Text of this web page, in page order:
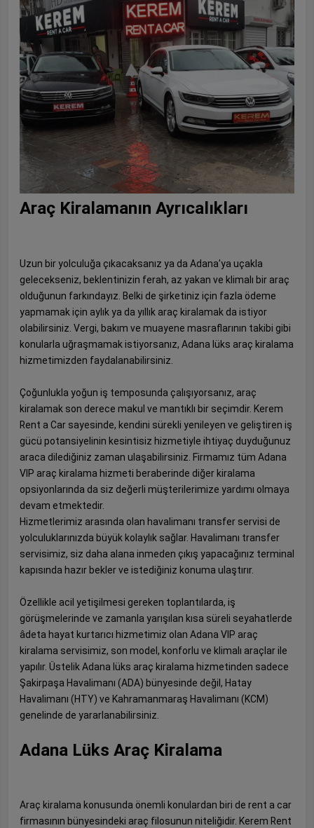
Araç Kiralamanın Ayrıcalıkları
Uzun bir yolculuğa çıkacaksanız ya da Adana'ya uçakla
gelecekseniz, beklentinizin ferah, az yakan ve klimalı bir araç
olduğunun farkındayız. Belki de şirketiniz için fazla ödeme
yapmamak için aylık ya da yıllık araç kiralamak da istiyor
olabilirsiniz. Vergi, bakım ve muayene masraflarının takibi gibi
konularla uğraşmamak istiyorsanız, Adana lüks araç kiralama
hizmetimizden faydalanabilirsiniz.
Çoğunlukla yoğun iş temposunda çalışıyorsanız, araç
kiralamak son derece makul ve mantıklı bir seçimdir. Kerem
Rent a Car sayesinde, kendini sürekli yenileyen ve geliştiren iş
gücü potansiyelinin kesintisiz hizmetiyle ihtiyaç duyduğunuz
araca dilediğiniz zaman ulaşabilirsiniz. Firmamız tüm Adana
VIP araç kiralama hizmeti beraberinde diğer kiralama
opsiyonlarında da siz değerli müşterilerimize yardımı olmaya
devam etmektedir.
Hizmetlerimiz arasında olan havalimanı transfer servisi de
yolculuklarınızda büyük kolaylık sağlar. Havalimanı transfer
servisimiz, siz daha alana inmeden çıkış yapacağınız terminal
kapısında hazır bekler ve istediğiniz konuma ulaştırır.
Özellikle acil yetişilmesi gereken toplantılarda, iş
görüşmelerinde ve zamanla yarışılan kısa süreli seyahatlerde
âdeta hayat kurtarıcı hizmetimiz olan Adana VIP araç
kiralama servisimiz, son model, konforlu ve klimalı araçlar ile
yapılır. Üstelik Adana lüks araç kiralama hizmetinden sadece
Şakirpaşa Havalimanı (ADA) bünyesinde değil, Hatay
Havalimanı (HTY) ve Kahramanmaraş Havalimanı (KCM)
genelinde de yararlanabilirsiniz.
Adana Lüks Araç Kiralama
Araç kiralama konusunda önemli konulardan biri de rent a car
firmasının bünyesindeki araç filosunun niteliğidir. Kerem Rent